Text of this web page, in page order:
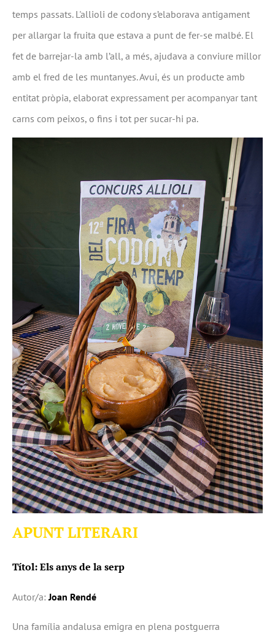
temps passats. L'allioli de codony s’elaborava antigament
per allargar la fruita que estava a punt de fer-se malbé. El
fet de barrejar-la amb l’all, a més, ajudava a conviure millor
amb el fred de les muntanyes. Avui, és un producte amb
entitat pròpia, elaborat expressament per acompanyar tant
carns com peixos, o fins i tot per sucar-hi pa.
APUNT LITERARI
Títol:Els anys de la serp
Autor/a: Joan Rendé
Una família andalusa emigra en plena postguerra